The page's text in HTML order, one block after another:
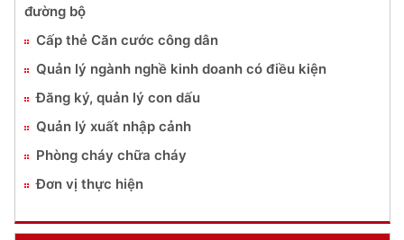
đường bộ
Cấp thẻ Căn cước công dân
Quản lý ngành nghề kinh doanh có điều kiện
Đăng ký, quản lý con dấu
Quản lý xuất nhập cảnh
Phòng cháy chữa cháy
Đơn vị thực hiện